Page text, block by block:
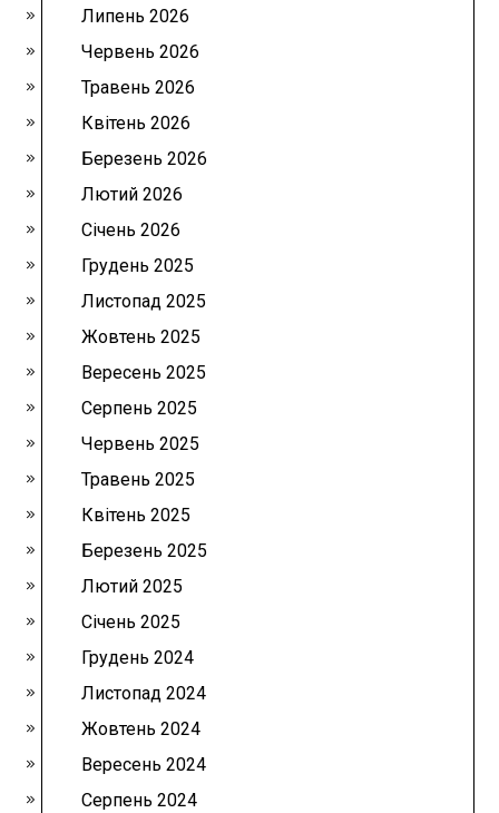
Липень 2026
Червень 2026
Травень 2026
Квітень 2026
Березень 2026
Лютий 2026
Січень 2026
Грудень 2025
Листопад 2025
Жовтень 2025
Вересень 2025
Серпень 2025
Червень 2025
Травень 2025
Квітень 2025
Березень 2025
Лютий 2025
Січень 2025
Грудень 2024
Листопад 2024
Жовтень 2024
Вересень 2024
Серпень 2024